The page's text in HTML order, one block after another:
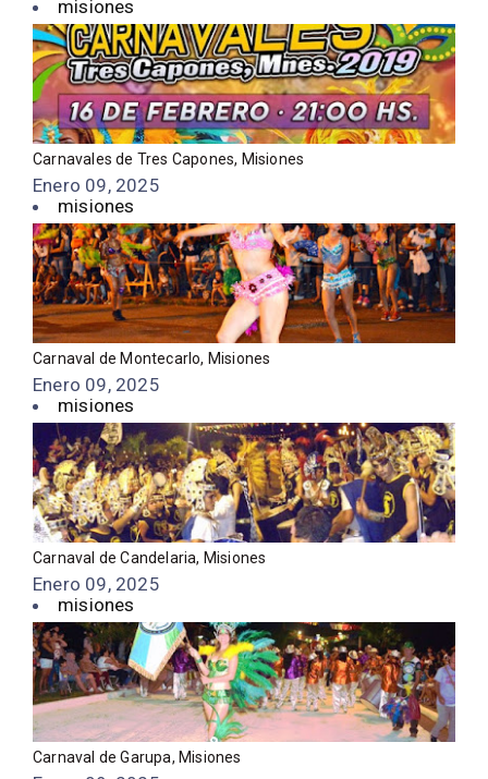
misiones
Carnavales de Tres Capones, Misiones
Enero 09, 2025
misiones
Carnaval de Montecarlo, Misiones
Enero 09, 2025
misiones
Carnaval de Candelaria, Misiones
Enero 09, 2025
misiones
Carnaval de Garupa, Misiones